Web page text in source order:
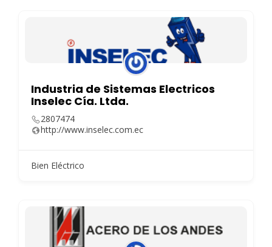
Industria de Sistemas Electricos
Inselec Cía. Ltda.
2807474
http://www.inselec.com.ec
Bien Eléctrico